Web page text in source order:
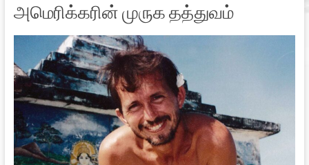
அமெரிக்கரின் முருக தத்துவம்